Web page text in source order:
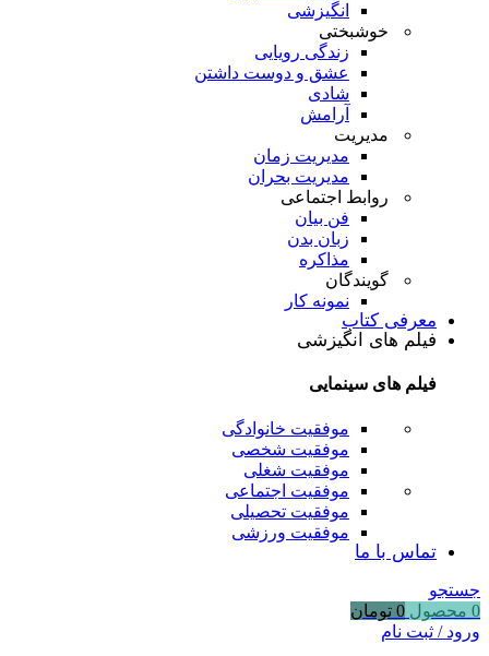
انگیزشی
خوشبختی
زندگی رویایی
عشق و دوست داشتن
شادی
آرامش
مدیریت
مدیریت زمان
مدیریت بحران
روابط اجتماعی
فن بیان
زبان بدن
مذاکره
گویندگان
نمونه کار
معرفی کتاب
فیلم های انگیزشی
فیلم های سینمایی
موفقیت خانوادگی
موفقیت شخصی
موفقیت شغلی
موفقیت اجتماعی
موفقیت تحصیلی
موفقیت ورزشی
تماس با ما
جستجو
0 محصول 0 تومان
ورود / ثبت نام